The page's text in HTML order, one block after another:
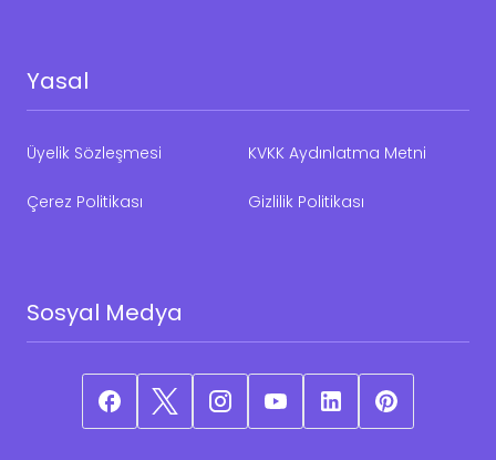
Yasal
Üyelik Sözleşmesi KVKK Aydınlatma Metni
Çerez Politikası Gizlilik Politikası
Sosyal Medya